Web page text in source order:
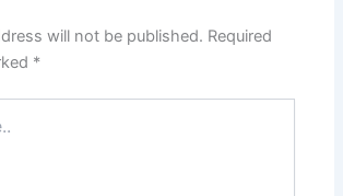
will not be published. Required
*